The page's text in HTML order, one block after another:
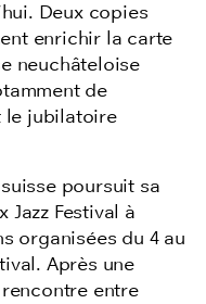
Deux copies
enrichir la carte
neuchâteloise
de
jubilatoire
poursuit sa
Festival à
organisées du 4 au
Après une
entre